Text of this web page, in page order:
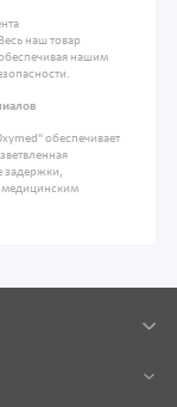
наш товар
нашим
обеспечивает
задержки,
медицинским